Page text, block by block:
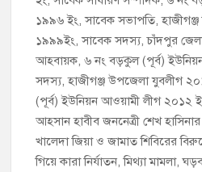
১৯৯৬ ইং, সাবেক সভাপতি, হাজীগঞ্জ
১৯৯৯ইং, সাবেক সদস্য, চাঁদপুর
আহবায়ক, ৬ নং বড়কুল (পূর্ব)
সদস্য, হাজীগঞ্জ উপজেলা যুবলীগ
(পূর্ব) ইউনিয়ন আওয়ামী লীগ ২০১২
আহসান হাবীব জননেত্রী শেখ হাসিনার
খালেদা জিয়া ও জামাত শিবিরের
গিয়ে কারা নির্যাতন, মিথ্যা মামলা,